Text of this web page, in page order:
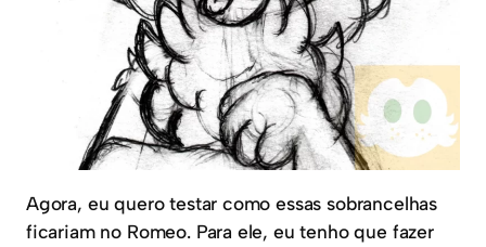
Agora, eu quero testar como essas sobrancelhas
ficariam no Romeo. Para ele, eu tenho que fazer